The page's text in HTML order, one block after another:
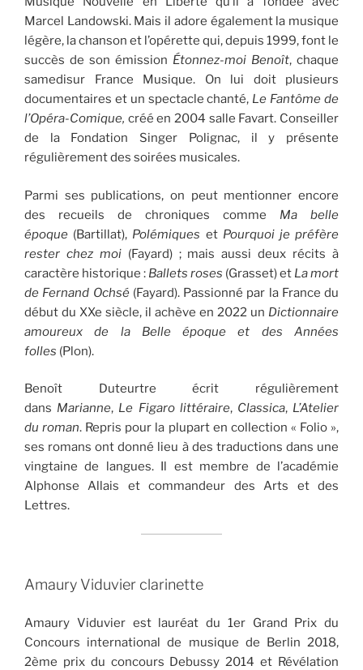
Marcel Landowski. Mais il adore également la musique
légère, la chanson et l’opérette qui, depuis 1999, font le
succès de son émission Étonnez-moi Benoît, chaque
samedisur France Musique. On lui doit plusieurs
documentaires et un spectacle chanté, Le Fantôme de
l’Opéra-Comique, créé en 2004 salle Favart. Conseiller
de la Fondation Singer Polignac, il y présente
régulièrement des soirées musicales.
Parmi ses publications, on peut mentionner encore
des recueils de chroniques comme Ma belle
époque (Bartillat), Polémiques et Pourquoi je préfère
rester chez moi (Fayard) ; mais aussi deux récits à
caractère historique : Ballets roses (Grasset) et La mort
de Fernand Ochsé (Fayard). Passionné par la France du
début du XXe siècle, il achève en 2022 un Dictionnaire
amoureux de la Belle époque et des Années
folles (Plon).
Benoît Duteurtre écrit régulièrement
dans Marianne, Le Figaro littéraire, Classica, L’Atelier
du roman. Repris pour la plupart en collection « Folio »,
ses romans ont donné lieu à des traductions dans une
vingtaine de langues. Il est membre de l’académie
Alphonse Allais et commandeur des Arts et des
Lettres.
Amaury Viduvier clarinette
Amaury Viduvier est lauréat du 1er Grand Prix du
Concours international de musique de Berlin 2018,
2ème prix du concours Debussy 2014 et Révélation